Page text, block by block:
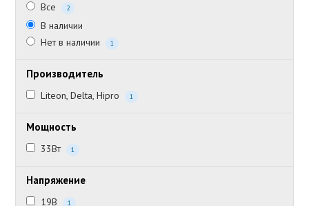
Все 2
В наличии
Нет в наличии
1
Производитель
Liteon, Delta, Hipro 1
Мощность
33Вт 1
Напряжение
19В 1